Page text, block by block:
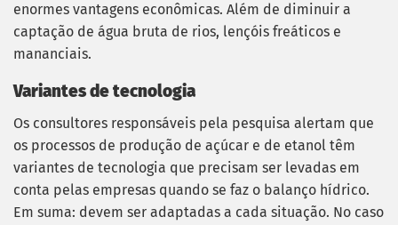
enormes vantagens econômicas. Além de diminuir a
captação de água bruta de rios, lençóis freáticos e
mananciais.
Variantes de tecnologia
Os consultores responsáveis pela pesquisa alertam que
os processos de produção de açúcar e de etanol têm
variantes de tecnologia que precisam ser levadas em
conta pelas empresas quando se faz o balanço hídrico.
Em suma: devem ser adaptadas a cada situação. No caso